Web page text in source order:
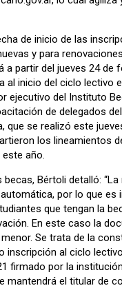
de inicio de las
y para
a partir del jueves 24 de
al inicio del ciclo lectivo
ejecutivo del Instituto
de delegados
que se realizó este
los lineamientos
año.
becas, Bértoli detalló:
por lo que es
que tengan la
En este caso la
Se trata de la
inscripción al ciclo
firmado por la
mantendrá el titular de